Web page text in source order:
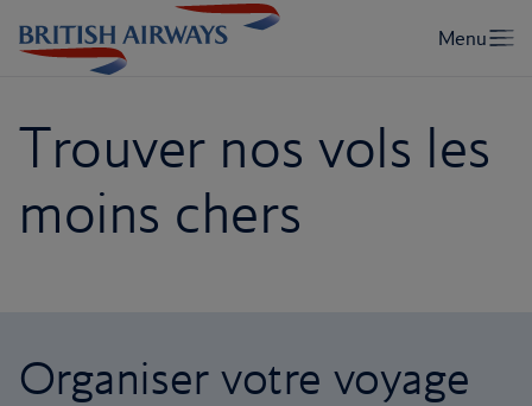
Trouver nos vols les
moins chers
Organiser votre voyage